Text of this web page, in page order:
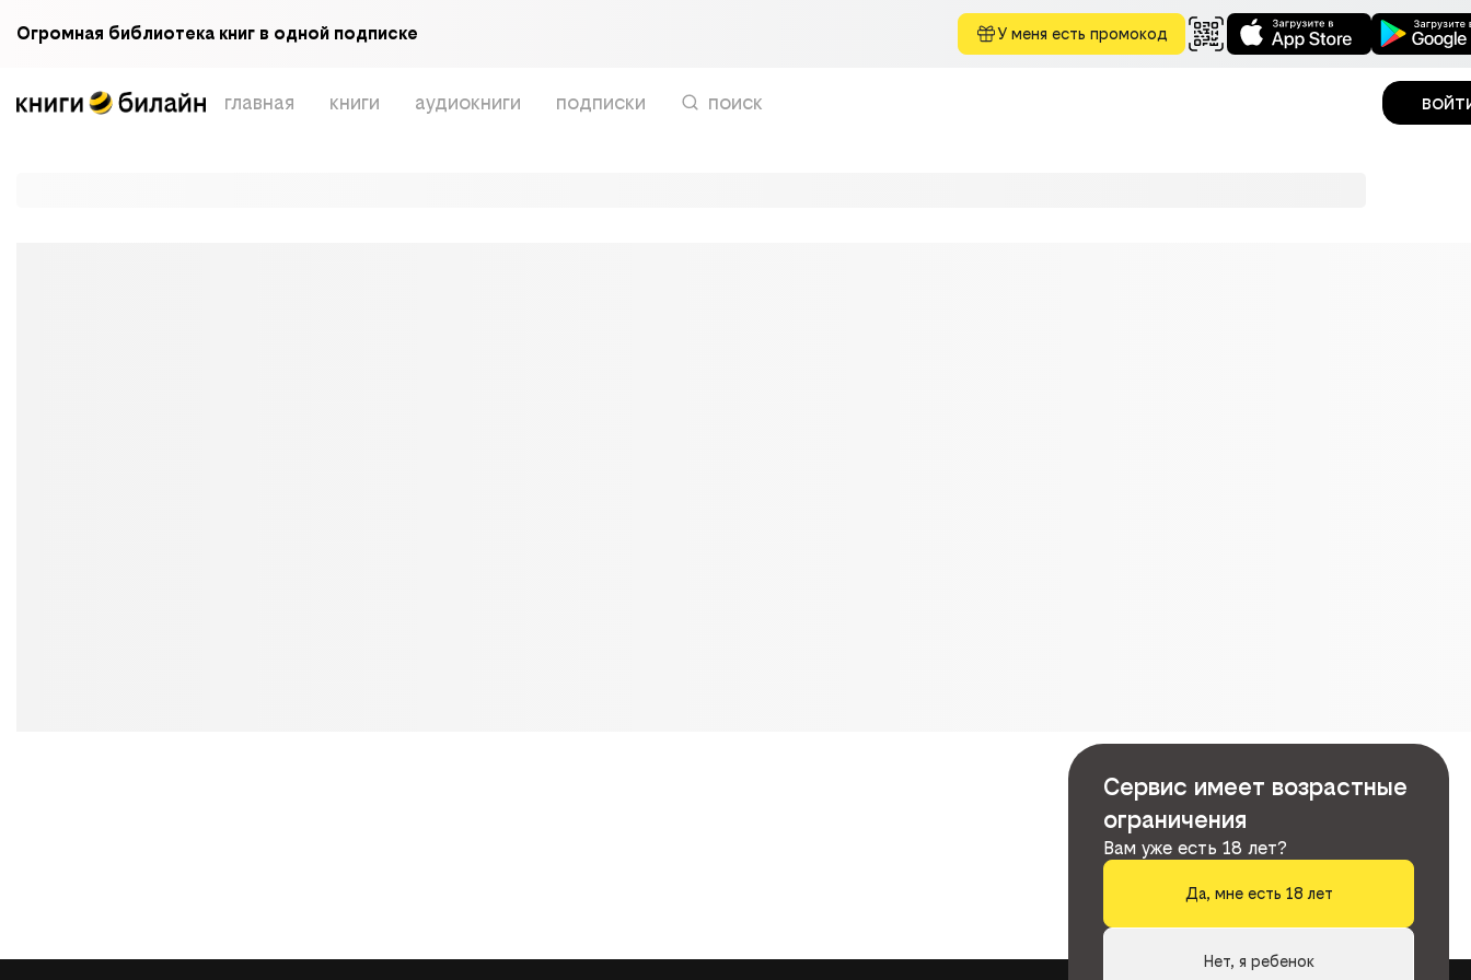
Огромная библиотека книг в одной подписке У меня есть промокод
главная книги аудиокниги подписки поиск
Сервис имеет возрастные
ограничения
Вам уже есть 18 лет?
Да, мне есть 18 лет
Нет, я ребенок